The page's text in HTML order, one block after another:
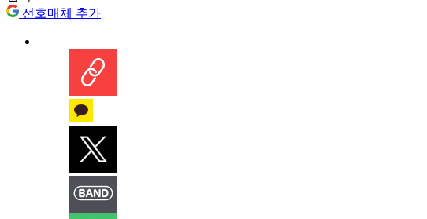
선호매체 추가